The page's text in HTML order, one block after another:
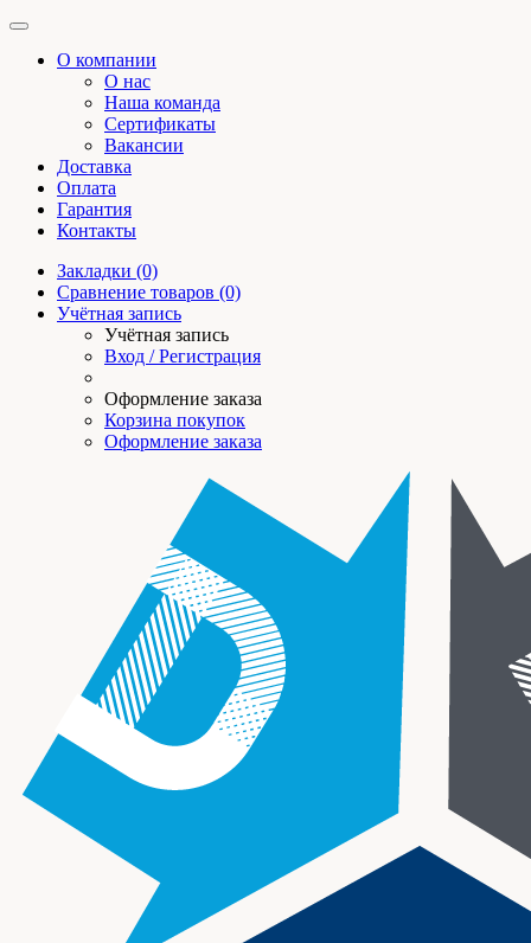
О компании
О нас
Наша команда
Сертификаты
Вакансии
Доставка
Оплата
Гарантия
Контакты
Закладки (0)
Сравнение товаров (0)
Учётная запись
Учётная запись
Вход / Регистрация
Оформление заказа
Корзина покупок
Оформление заказа